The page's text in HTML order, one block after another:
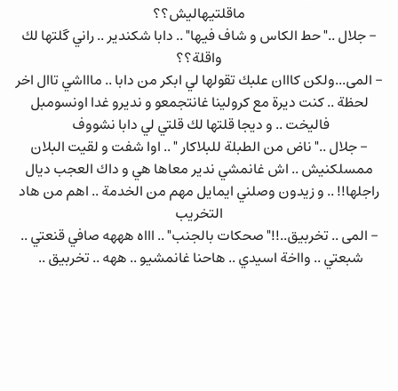
ماقلتيهاليش؟؟
- جلال .." حط الكاس و شاف فيها" .. دابا شكندير .. راني گلتها لك
واقلة؟؟
- المى...ولكن كااان علبك تقولها لي ابكر من دابا .. ماااشي تاال اخر
لحظة .. كنت ديرة مع كرولينا غانتجمعو و نديرو غدا اونسومبل
فاليخت .. و ديجا قلتها لك قلتي لي دابا نشووف
- جلال .." ناض من الطبلة للبلاكار " .. اوا شفت و لقيت البلان
ممسلكنيش .. اش غانمشي ندير معاها هي و داك العجب ديال
راجلها!! .. و زيدون وصلني ايمايل مهم من الخدمة .. اهم من هاد
التخريب
- المى .. تخربيق..!!" صحكات بالجنب" .. اااه هههه صافي قنعتي ..
شبعتي .. وااخة اسيدي .. هاحنا غانمشيو .. ههه .. تخربيق ..